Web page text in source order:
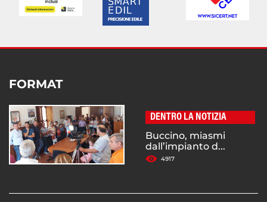
FORMAT
DENTRO LA NOTIZIA
Buccino, miasmi
dall’impianto d...
4917